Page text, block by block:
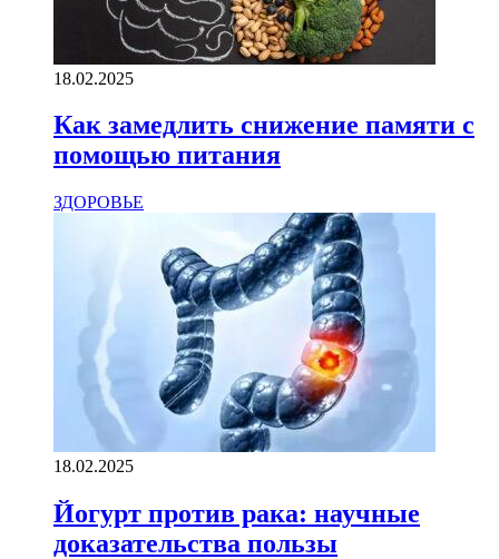
18.02.2025
Как замедлить снижение памяти с
помощью питания
ЗДОРОВЬЕ
18.02.2025
Йогурт против рака: научные
доказательства пользы